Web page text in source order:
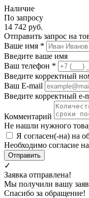
Наличие
По запросу
14 742 руб.
Отправить запрос на
Ваше имя *
Введите ваше имя
Ваш телефон *
Введите корректный
Ваш E-mail
Введите корректный e-
Комментарий
Не нашли нужного
Я согласен(-на) на
Необходимо согласие
Отправить
✓
Заявка отправлена!
Мы получили вашу
Спасибо за обращение!